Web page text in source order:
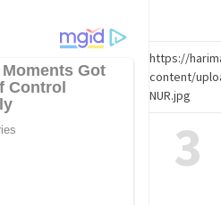
https://
content/
NUR.jpg
3